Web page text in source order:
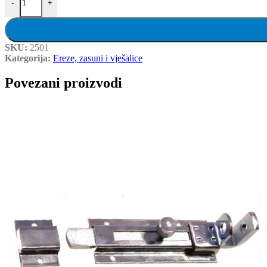
- +
SKU: 2501
Kategorija: Ereze, zasuni i vješalice
Povezani proizvodi